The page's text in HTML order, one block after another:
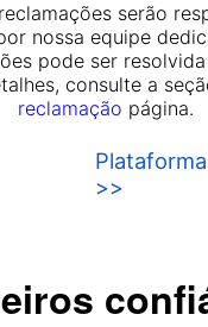
serão
nossa equipe
pode ser
consulte a
reclamação página.
>>